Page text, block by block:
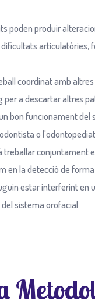
poden produir
dificultats articulatòries,
coordinat amb
a descartar altres
bon funcionament del
o
treballar conjuntament
en la detecció de
estar interferint en
sistema orofacial.